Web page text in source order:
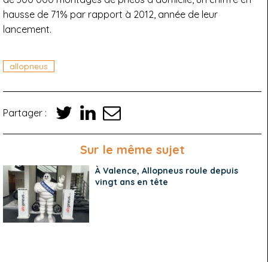
hausse de 71% par rapport à 2012, année de leur
lancement.
allopneus
Partager :
Sur le même sujet
À Valence, Allopneus roule depuis
vingt ans en tête